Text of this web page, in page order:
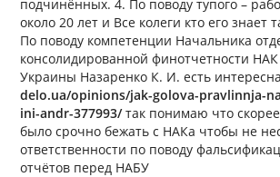
подчинённых. 4. По поводу тупого –
около 20 лет и Все колеги кто его знает
По поводу компетенции Начальника
консолидированной финотчетности НАК
Украины Назаренко К. И. есть
delo.ua/opinions/jak-golova-pravlinnja-
ini-andr-377993/так понимаю что
было срочно бежать с НАКа чтобы не
ответственности по поводу
отчётов перед НАБУ